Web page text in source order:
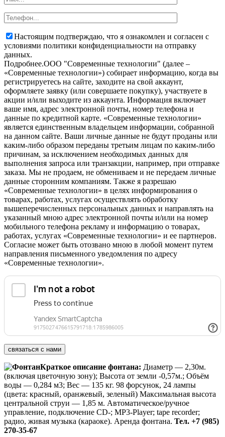
Настоящим подтверждаю, что я ознакомлен и согласен с
условиями политики конфиденциальности на отправку
данных.
Подробнее.OOO "Современные технологии" (далее –
«Современные технологии») собирает информацию, когда вы
регистрируетесь на сайте, заходите на свой аккаунт,
оформляете заявку (или совершаете покупку), участвуете в
акции и/или выходите из аккаунта. Информация включает
ваше имя, адрес электронной почты, номер телефона и
данные по кредитной карте. «Современные технологии»
является единственным владельцем информации, собранной
на данном сайте. Ваши личные данные не будут проданы или
каким-либо образом переданы третьим лицам по каким-либо
причинам, за исключением необходимых данных для
выполнения запроса или транзакции, например, при отправке
заказа. Мы не продаем, не обмениваем и не передаем личные
данные сторонним компаниям. Также я разрешаю
«Современные технологии» в целях информирования о
товарах, работах, услугах осуществлять обработку
вышеперечисленных персональных данных и направлять на
указанный мною адрес электронной почты и/или на номер
мобильного телефона рекламу и информацию о товарах,
работах, услугах «Современные технологии» и ее партнеров.
Согласие может быть отозвано мною в любой момент путем
направления письменного уведомления по адресу
«Современные технологии».
Краткое описание фонтана: Диаметр — 2,30м.
(включая цветочную зону); Высота от земли -0,57м.; Объём
воды — 0,284 м3; Вес — 135 кг. 98 форсунок, 24 лампы
(цвета: красный, оранжевый, зеленый) Максимальная высота
центральной струи — 1,85 м. Автоматическое/ручное
управление, подключение CD-; MP3-Player; tape recorder;
радио, живая музыка (караоке). Аренда фонтана. Тел. +7 (985)
270-35-67